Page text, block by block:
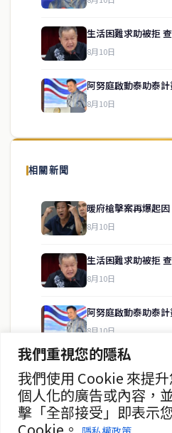
我們重視您的隱私
我們使用 Cookie 來提
個人化的廣告或內容，
擊「全部接受」即表示
Cookie。
生活困難求助被拒
8月10日
阿努庭啟動泰助泰
8月10日
相關新聞
暖府槍擊案再爆起
8月10日
生活困難求助被拒
8月10日
阿努庭啟動泰助泰
8月10日
阿努庭緊急指示收緊
8月10日
突發 暖府前警員在
關於我們
泰國中文新聞（TCN）是一家總部設
供即時、客觀、多元的中文新聞內容。
聯絡資訊
歡迎來信洽詢合作事宜
或提供新聞線索
service@thaichinesenews.com